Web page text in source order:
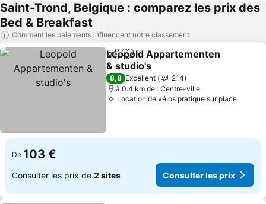
Saint-Trond, Belgique : comparez les prix des
Bed & Breakfast
Comment les paiements influencent notre classement
PartagerAjouter à mes favoris
Leopold Appartementen
& studio's
8,8 Excellent
214
à 0.4 km de : Centre-ville
Location de vélos pratique sur place
De 103 €
Consulter les prix de 2 sites Consulter les prix